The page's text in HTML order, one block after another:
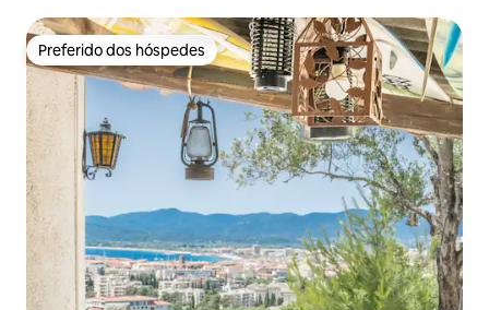
Preferido dos hóspedes
Preferido dos hóspedes